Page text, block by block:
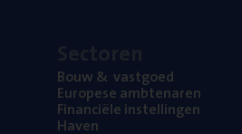
Bouw& vastgoed
Euro­pe­se ambtenaren
Finan­ci­ë­le instellingen
Haven